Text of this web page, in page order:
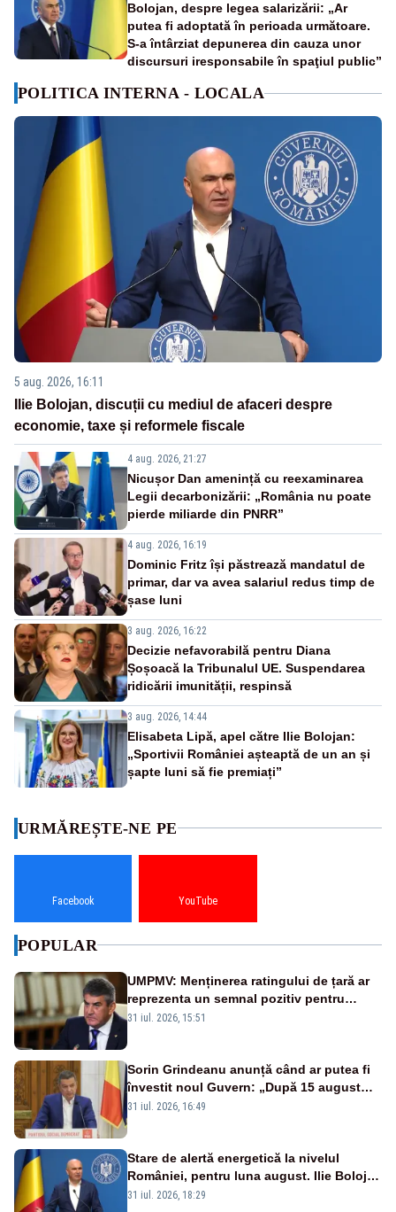
Bolojan, despre legea salarizării: „Ar
putea fi adoptată în perioada următoare.
S-a întârziat depunerea din cauza unor
discursuri iresponsabile în spaţiul public”
POLITICA INTERNA - LOCALA
5 aug. 2026, 16:11
Ilie Bolojan, discuții cu mediul de afaceri despre
economie, taxe și reformele fiscale
4 aug. 2026, 21:27
Nicușor Dan amenință cu reexaminarea
Legii decarbonizării: „România nu poate
pierde miliarde din PNRR”
4 aug. 2026, 16:19
Dominic Fritz își păstrează mandatul de
primar, dar va avea salariul redus timp de
șase luni
3 aug. 2026, 16:22
Decizie nefavorabilă pentru Diana
Șoșoacă la Tribunalul UE. Suspendarea
ridicării imunității, respinsă
3 aug. 2026, 14:44
Elisabeta Lipă, apel către Ilie Bolojan:
„Sportivii României așteaptă de un an și
șapte luni să fie premiați”
URMĂREȘTE-NE PE
Facebook YouTube
POPULAR
UMPMV: Menținerea ratingului de țară ar
reprezenta un semnal pozitiv pentru
România. Autoritățile trebuie să continue
31 iul. 2026, 15:51
Sorin Grindeanu anunță când ar putea fi
învestit noul Guvern: „După 15 august
sunt șanse mai mari”
31 iul. 2026, 16:49
Stare de alertă energetică la nivelul
României, pentru luna august. Ilie Bolojan
a anunțat importuri și posibile restricții –
31 iul. 2026, 18:29